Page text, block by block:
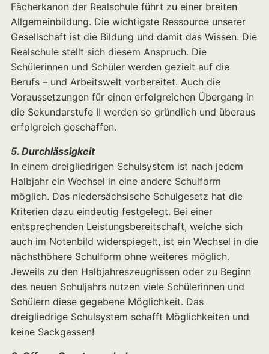
Fächerkanon der Realschule führt zu einer breiten
Allgemeinbildung. Die wichtigste Ressource unserer
Gesellschaft ist die Bildung und damit das Wissen. Die
Realschule stellt sich diesem Anspruch. Die
Schülerinnen und Schüler werden gezielt auf die
Berufs – und Arbeitswelt vorbereitet. Auch die
Voraussetzungen für einen erfolgreichen Übergang in
die Sekundarstufe II werden so gründlich und überaus
erfolgreich geschaffen.
5. Durchlässigkeit
In einem dreigliedrigen Schulsystem ist nach jedem
Halbjahr ein Wechsel in eine andere Schulform
möglich. Das niedersächsische Schulgesetz hat die
Kriterien dazu eindeutig festgelegt. Bei einer
entsprechenden Leistungsbereitschaft, welche sich
auch im Notenbild widerspiegelt, ist ein Wechsel in die
nächsthöhere Schulform ohne weiteres möglich.
Jeweils zu den Halbjahreszeugnissen oder zu Beginn
des neuen Schuljahrs nutzen viele Schülerinnen und
Schülern diese gegebene Möglichkeit. Das
dreigliedrige Schulsystem schafft Möglichkeiten und
keine Sackgassen!